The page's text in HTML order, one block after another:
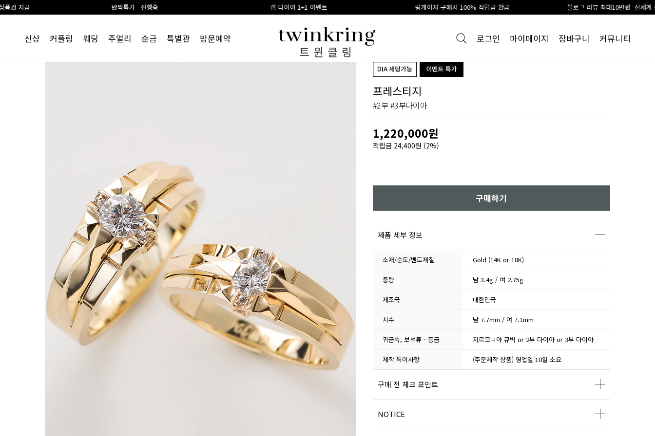
링게이지 구매시 100% 적립금 환급 블로그 리뷰 최대10만원 신세계 상품권 지급
트윈클링
신상 커플링 웨딩 주얼리 순금 특별관 방문예약 로그인 마이페이지 장바구니 커뮤니티
프레스티지
#2부 #3부다이아
1,220,000원
적립금 24,400원 (2%)
구매하기
제품 세부 정보
소재/순도/밴드재질 Gold (14K or 18K)
중량 남 3.4g / 여 2.75g
제조국 대한민국
치수 남 7.7mm / 여 7.1mm
귀금속, 보석류 - 등급 지르코니아 큐빅 or 2부 다이아 or 3부 다이아
제작 특이사항 (주문제작 상품) 영업일 10일 소요
구매 전 체크 포인트
NOTICE